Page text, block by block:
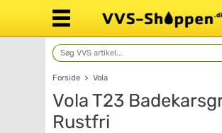
Forside > Vola
Vola T23
Rustfri